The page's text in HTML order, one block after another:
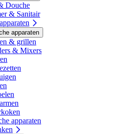
Douche
& Sanitair
apparaten
& grillen
& Mixers
apparaten